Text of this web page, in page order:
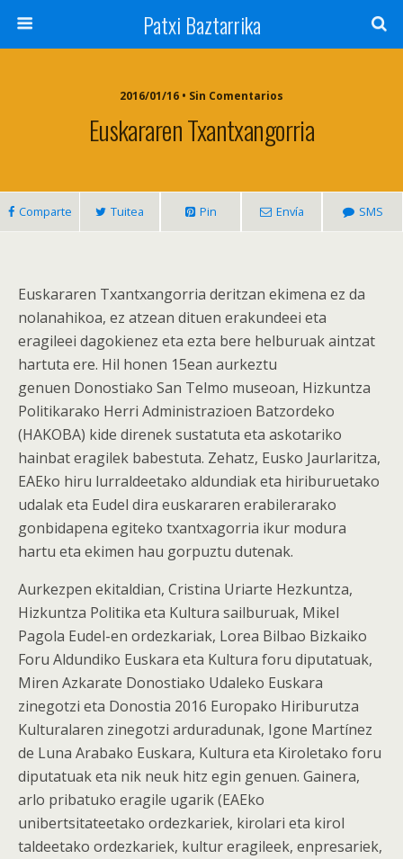
Patxi Baztarrika
2016/01/16 • Sin Comentarios
Euskararen Txantxangorria
Comparte Tuitea Pin Envía SMS
Euskararen Txantxangorria deritzan ekimena ez da
nolanahikoa, ez atzean dituen erakundeei eta
eragileei dagokienez eta ezta bere helburuak aintzat
hartuta ere. Hil honen 15ean aurkeztu
genuen Donostiako San Telmo museoan, Hizkuntza
Politikarako Herri Administrazioen Batzordeko
(HAKOBA) kide direnek sustatuta eta askotariko
hainbat eragilek babestuta. Zehatz, Eusko Jaurlaritza,
EAEko hiru lurraldeetako aldundiak eta hiriburuetako
udalak eta Eudel dira euskararen erabilerarako
gonbidapena egiteko txantxagorria ikur modura
hartu eta ekimen hau gorpuztu dutenak.
Aurkezpen ekitaldian, Cristina Uriarte Hezkuntza,
Hizkuntza Politika eta Kultura sailburuak, Mikel
Pagola Eudel-en ordezkariak, Lorea Bilbao Bizkaiko
Foru Aldundiko Euskara eta Kultura foru diputatuak,
Miren Azkarate Donostiako Udaleko Euskara
zinegotzi eta Donostia 2016 Europako Hiriburutza
Kulturalaren zinegotzi arduradunak, Igone Martínez
de Luna Arabako Euskara, Kultura eta Kiroletako foru
diputatuak eta nik neuk hitz egin genuen. Gainera,
arlo pribatuko eragile ugarik (EAEko
unibertsitateetako ordezkariek, kirolari eta kirol
taldeetako ordezkariek, kultur eragileek, enpresariek,